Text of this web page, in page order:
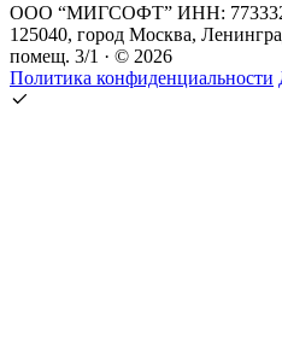
ООО “МИГСОФТ” ИНН:
125040, город Москва,
помещ. 3/1 · © 2026
Политика конфиденциальности